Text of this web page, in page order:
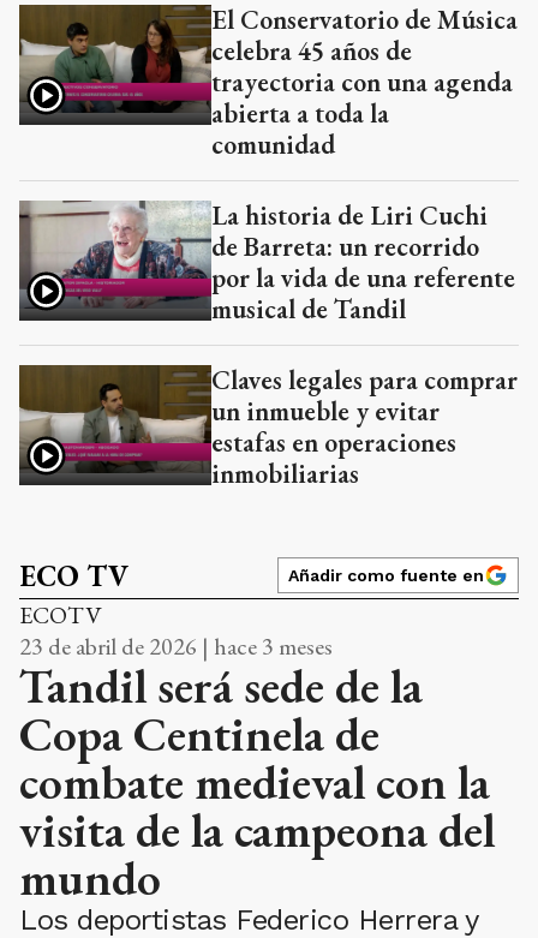
El Conservatorio de Música
celebra 45 años de
trayectoria con una agenda
abierta a toda la
comunidad
La historia de Liri Cuchi
de Barreta: un recorrido
por la vida de una referente
musical de Tandil
Claves legales para comprar
un inmueble y evitar
estafas en operaciones
inmobiliarias
ECO TV Añadir como fuente en
ECOTV
23 de abril de 2026 | hace 3 meses
Tandil será sede de la
Copa Centinela de
combate medieval con la
visita de la campeona del
mundo
Los deportistas Federico Herrera y